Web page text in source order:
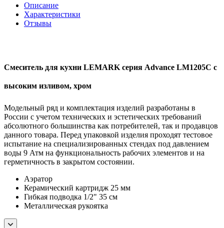
Описание
Характеристики
Отзывы
Смеситель для кухни LEMARK серия Advance LM1205C с
высоким изливом, хром
Модельный ряд и комплектация изделий разработаны в
России с учетом технических и эстетических требований
абсолютного большинства как потребителей, так и продавцов
данного товара. Перед упаковкой изделия проходят тестовое
испытание на специализированных стендах под давлением
воды 9 Атм на функциональность рабочих элементов и на
герметичность в закрытом состоянии.
Аэратор
Керамический картридж 25 мм
Гибкая подводка 1/2" 35 см
Металлическая рукоятка